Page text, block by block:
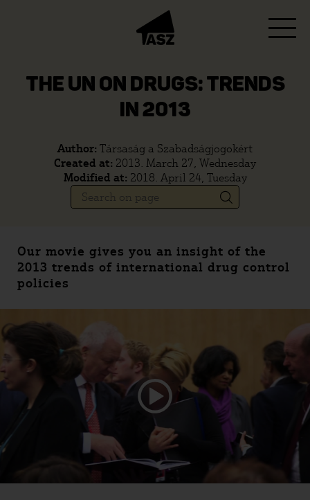
THE UN ON DRUGS: TRENDS
IN 2013
Author: Társaság a Szabadságjogokért
Created at: 2013. March 27, Wednesday
Modified at: 2018. April 24, Tuesday
Our movie gives you an insight of the
2013 trends of international drug control
policies